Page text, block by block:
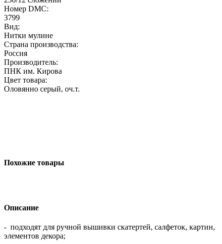
Номер DMC:
3799
Вид:
Нитки мулине
Страна производства:
Россия
Производитель:
ПНК им. Кирова
Цвет товара:
Оловянно серый, оч.т.
Похожие товары
Описание
- подходят для ручной вышивки скатертей, салфеток, картин,
элементов декора;